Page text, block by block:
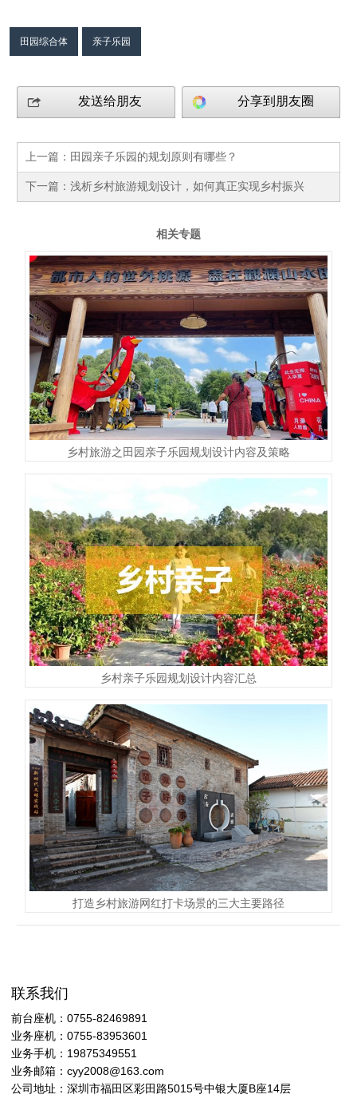
田园综合体 亲子乐园
发送给朋友 分享到朋友圈
上一篇： 田园亲子乐园的规划原则有哪些？
下一篇： 浅析乡村旅游规划设计，如何真正实现乡村振兴
相关专题
乡村旅游之田园亲子乐园规划设计内容及策略
乡村亲子乐园规划设计内容汇总
打造乡村旅游网红打卡场景的三大主要路径
联系我们
前台座机：0755-82469891
业务座机：0755-83953601
业务手机：19875349551
业务邮箱：cyy2008@163.com
公司地址：深圳市福田区彩田路5015号中银大厦B座14层